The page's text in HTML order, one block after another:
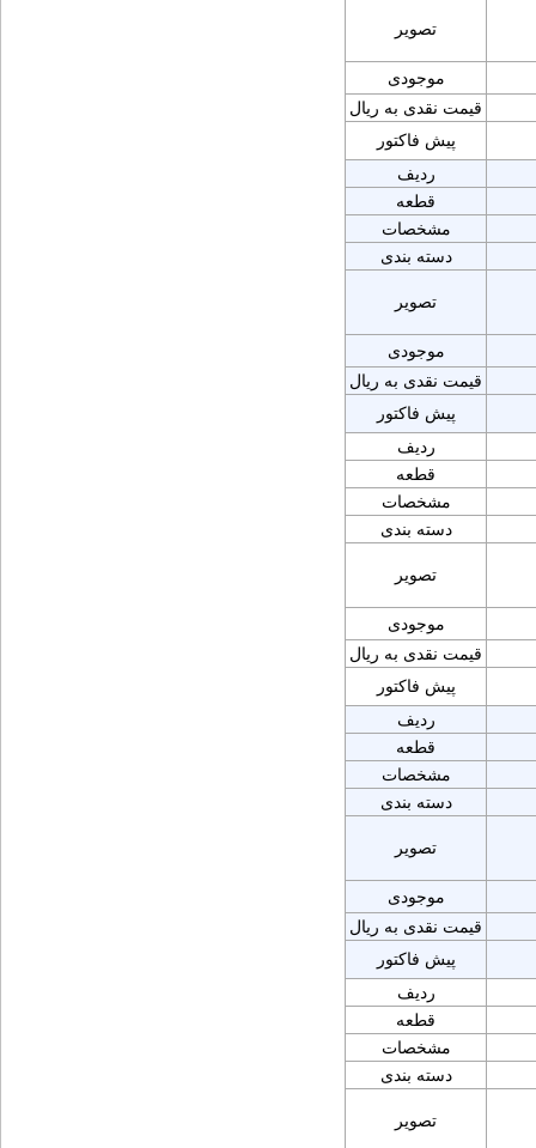
تصویر
موجودی
قیمت نقدی به ریال
پیش فاکتور
ردیف
قطعه
مشخصات
دسته بندی
تصویر
موجودی
قیمت نقدی به ریال
پیش فاکتور
ردیف
قطعه
مشخصات
دسته بندی
تصویر
موجودی
قیمت نقدی به ریال
پیش فاکتور
ردیف
قطعه
مشخصات
دسته بندی
تصویر
موجودی
قیمت نقدی به ریال
پیش فاکتور
ردیف
قطعه
مشخصات
دسته بندی
تصویر